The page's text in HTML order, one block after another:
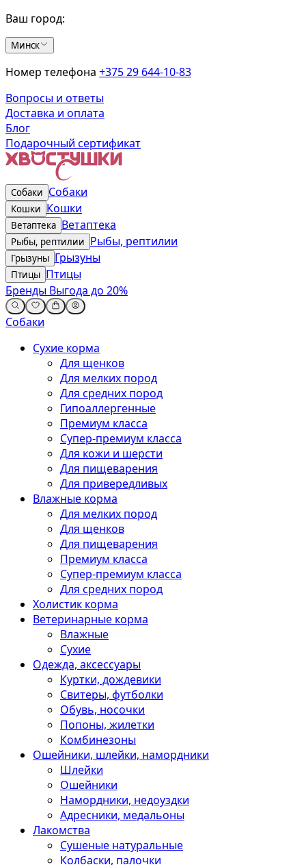
Ваш город:
Минск
Номер телефона +375 29 644-10-83
Вопросы и ответы
Доставка и оплата
Блог
Подарочный сертификат
Собаки Собаки
Кошки Кошки
Ветаптека Ветаптека
Рыбы, рептилии Рыбы, рептилии
Грызуны Грызуны
Птицы Птицы
Бренды Выгода до 20%
Собаки
Сухие корма
Для щенков
Для мелких пород
Для средних пород
Гипоаллергенные
Премиум класса
Супер-премиум класса
Для кожи и шерсти
Для пищеварения
Для привередливых
Влажные корма
Для мелких пород
Для щенков
Для пищеварения
Премиум класса
Супер-премиум класса
Для средних пород
Холистик корма
Ветеринарные корма
Влажные
Сухие
Одежда, аксессуары
Куртки, дождевики
Свитеры, футболки
Обувь, носочки
Попоны, жилетки
Комбинезоны
Ошейники, шлейки, намордники
Шлейки
Ошейники
Намордники, недоуздки
Адресники, медальоны
Лакомства
Сушеные натуральные
Колбаски, палочки